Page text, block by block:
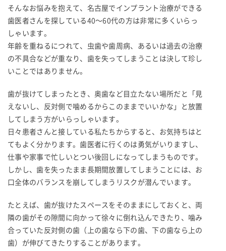
そんなお悩みを抱えて、名古屋でインプラント治療ができる
歯医者さんを探している40〜60代の方は非常に多くいらっ
しゃいます。
年齢を重ねるにつれて、虫歯や歯周病、あるいは過去の治療
の不具合などが重なり、歯を失ってしまうことは決して珍し
いことではありません。
歯が抜けてしまったとき、奥歯など目立たない場所だと「見
えないし、反対側で噛めるからこのままでいいかな」と放置
してしまう方がいらっしゃいます。
日々患者さんと接している私たちからすると、お気持ちはと
てもよく分かります。歯医者に行くのは勇気がいりますし、
仕事や家事で忙しいとつい後回しになってしまうものです。
しかし、歯を失ったまま長期間放置してしまうことには、お
口全体のバランスを崩してしまうリスクが潜んでいます。
たとえば、歯が抜けたスペースをそのままにしておくと、両
隣の歯がその隙間に向かって徐々に倒れ込んできたり、噛み
合っていた反対側の歯（上の歯なら下の歯、下の歯なら上の
歯）が伸びてきたりすることがあります。